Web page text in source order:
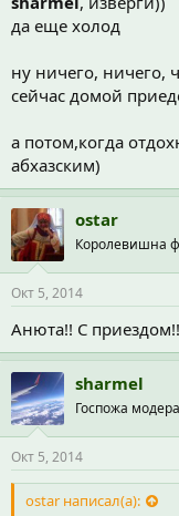
да еще холод
ну ничего, ничего,
сейчас домой
а потом,когда
абхазским)
ostar
Королевишна
Окт 5, 2014
Анюта!! С
sharmel
Госпожа
Окт 5, 2014
ostar написал(а):